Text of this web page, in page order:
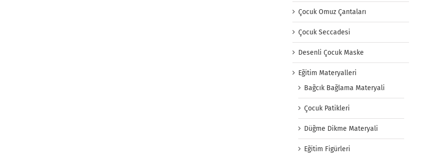
Çocuk Omuz Çantaları
Çocuk Seccadesi
Desenli Çocuk Maske
Eğitim Materyalleri
Bağcık Bağlama Materyali
Çocuk Patikleri
Düğme Dikme Materyali
Eğitim Figürleri